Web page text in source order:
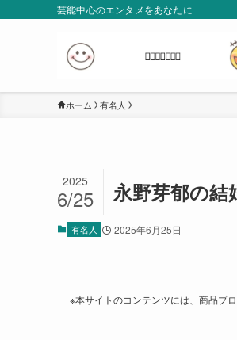
芸能中心のエンタメをあなたに
ホーム 有名人
永野芽郁の結
2025
6/25
有名人 2025年6月25日
※本サイトのコンテンツには、商品プ